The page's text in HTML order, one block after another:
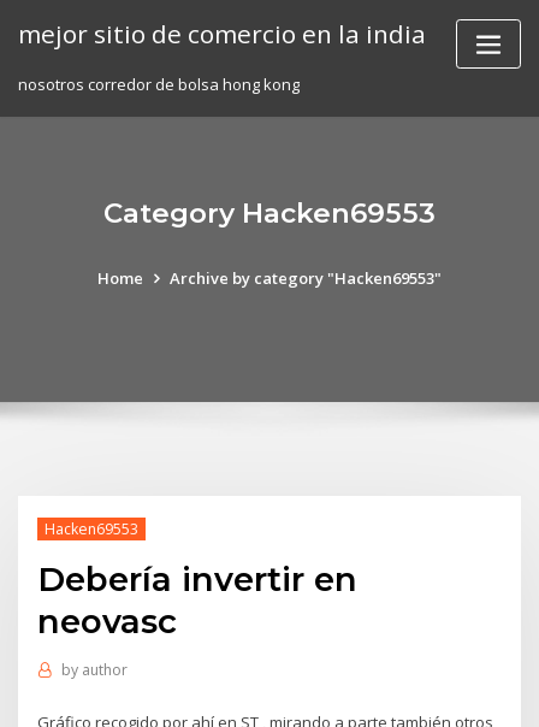
mejor sitio de comercio en la india
nosotros corredor de bolsa hong kong
Category Hacken69553
Home Archive by category "Hacken69553"
Hacken69553
Debería invertir en
neovasc
by author
Gráfico recogido por ahí en ST , mirando a parte también otros